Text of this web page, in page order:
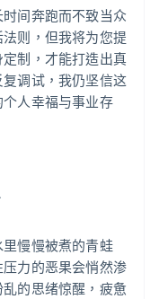
间奔跑而不致当众
则，但我将为您提
制，才能打造出真
调试，我仍坚信这
人幸福与事业存
慢慢被煮的青蛙
力的恶果会悄然渗
的思绪惊醒，疲惫